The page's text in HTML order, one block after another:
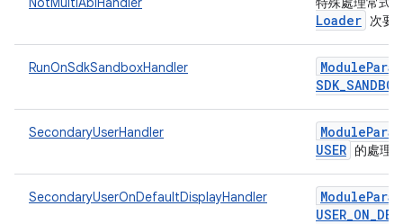
Loader 次要
RunOnSdkSandboxHandler Module
SDK_SANDBOX
SecondaryUserHandler Module
USER 的處理
SecondaryUserOnDefaultDisplayHandler Module
USER_ON_